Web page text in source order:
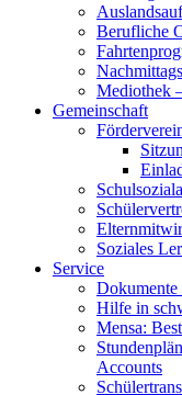
Berufliche
Mediothek
Gemeinschaft
Soziales
Service
Dokumente
Hilfe in
Mensa:
Accounts